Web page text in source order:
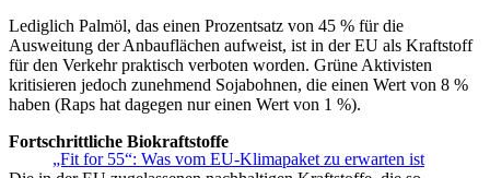
Lediglich Palmöl, das einen Prozentsatz von 45 % für die
Ausweitung der Anbauflächen aufweist, ist in der EU als Kraftstoff
für den Verkehr praktisch verboten worden. Grüne Aktivisten
kritisieren jedoch zunehmend Sojabohnen, die einen Wert von 8 %
haben (Raps hat dagegen nur einen Wert von 1 %).
„Fit for 55“: Was vom EU-Klimapaket zu erwarten ist
Fortschrittliche Biokraftstoffe